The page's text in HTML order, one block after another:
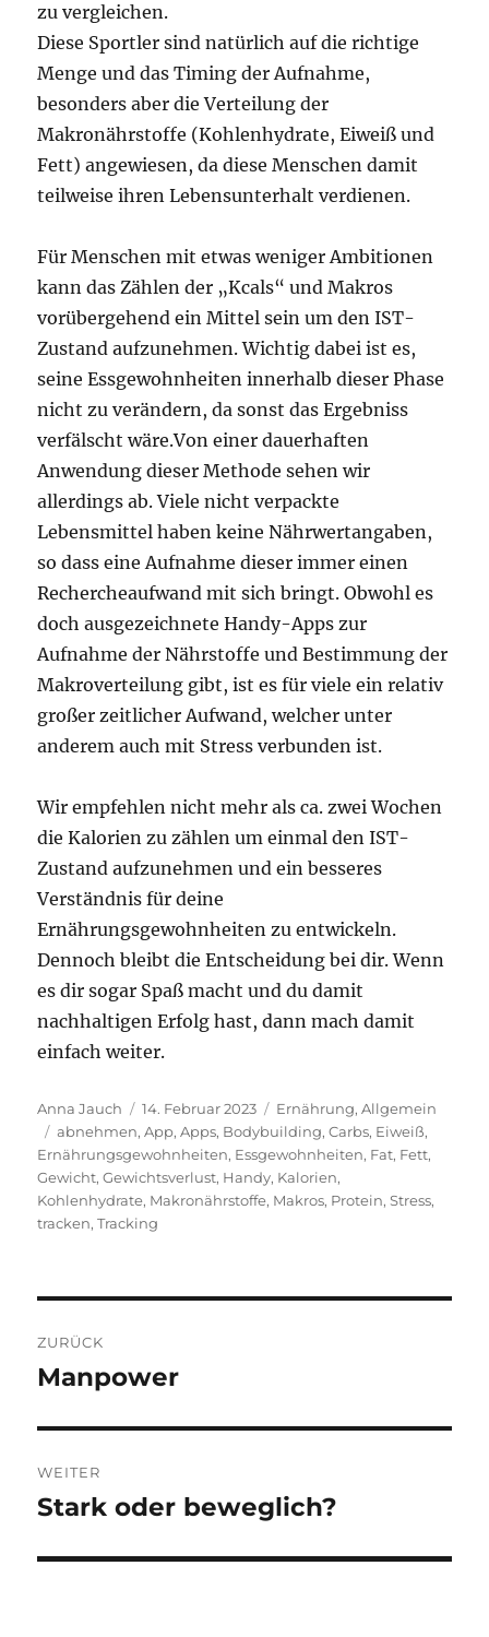
zu vergleichen.
Diese Sportler sind natürlich auf die richtige
Menge und das Timing der Aufnahme,
besonders aber die Verteilung der
Makronährstoffe (Kohlenhydrate, Eiweiß und
Fett) angewiesen, da diese Menschen damit
teilweise ihren Lebensunterhalt verdienen.
Für Menschen mit etwas weniger Ambitionen
kann das Zählen der „Kcals“ und Makros
vorübergehend ein Mittel sein um den IST-
Zustand aufzunehmen. Wichtig dabei ist es,
seine Essgewohnheiten innerhalb dieser Phase
nicht zu verändern, da sonst das Ergebniss
verfälscht wäre.Von einer dauerhaften
Anwendung dieser Methode sehen wir
allerdings ab. Viele nicht verpackte
Lebensmittel haben keine Nährwertangaben,
so dass eine Aufnahme dieser immer einen
Rechercheaufwand mit sich bringt. Obwohl es
doch ausgezeichnete Handy-Apps zur
Aufnahme der Nährstoffe und Bestimmung der
Makroverteilung gibt, ist es für viele ein relativ
großer zeitlicher Aufwand, welcher unter
anderem auch mit Stress verbunden ist.
Wir empfehlen nicht mehr als ca. zwei Wochen
die Kalorien zu zählen um einmal den IST-
Zustand aufzunehmen und ein besseres
Verständnis für deine
Ernährungsgewohnheiten zu entwickeln.
Dennoch bleibt die Entscheidung bei dir. Wenn
es dir sogar Spaß macht und du damit
nachhaltigen Erfolg hast, dann mach damit
einfach weiter.
Autor
Anna Jauch
Veröffentlicht
am
14. Februar 2023 Kategorien
Ernährung,Allgemein
Schlagwörter
abnehmen,App,Apps, Bodybuilding,Carbs, Eiweiß,
Ernährungsgewohnheiten, Essgewohnheiten, Fat, Fett,
Gewicht,Gewichtsverlust, Handy, Kalorien,
Kohlenhydrate, Makronährstoffe, Makros, Protein,Stress,
tracken,Tracking
ZURÜCK
Vorheriger
Manpower
WEITER
Nächster
Stark oder beweglich?